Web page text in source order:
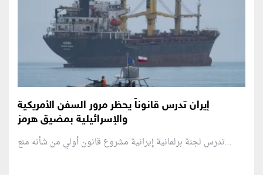
إيران تدرس قانوناً يحظر مرور السفن الأمريكية
والإسرائيلية بمضيق هرمز
تدرس لجنة برلمانية إيرانية مشروع قانون ⁠أولي من شأنه منع...